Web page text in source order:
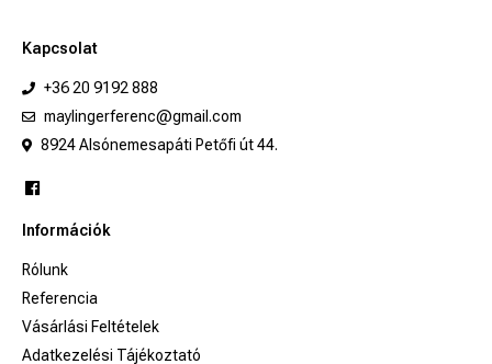
Kapcsolat
+36 20 9192 888
maylingerferenc@gmail.com
8924 Alsónemesapáti Petőfi út 44.
Információk
Rólunk
Referencia
Vásárlási Feltételek
Adatkezelési Tájékoztató